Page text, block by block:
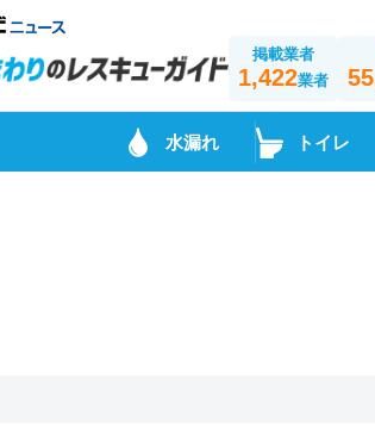
掲載業者
1,422業者
水漏れ トイレ